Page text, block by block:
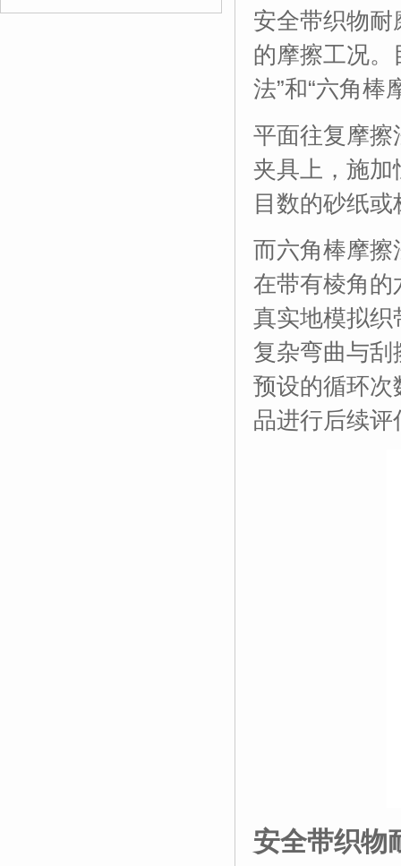
安全带织物
的摩擦工况。
法”和“六角棒
平面往复摩擦
夹具上，施加
目数的砂纸
而六角棒摩擦
在带有棱角的
真实地模拟织
复杂弯曲与
预设的循环次
品进行后续评
安全带织物